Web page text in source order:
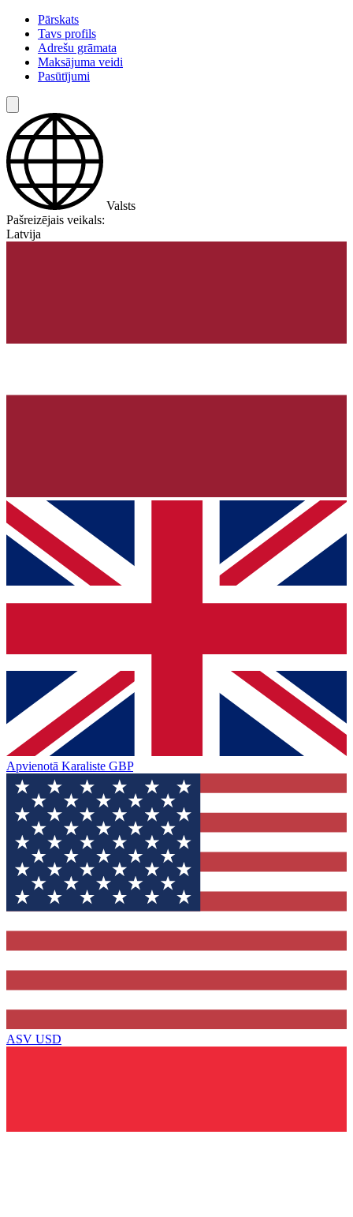
Pārskats
Tavs profils
Adrešu grāmata
Maksājuma veidi
Pasūtījumi
Valsts
Pašreizējais veikals:
Latvija
Apvienotā Karaliste GBP
ASV USD